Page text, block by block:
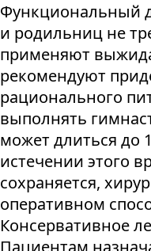
Функциональный
и родильниц не
применяют
рекомендуют
рационального
выполнять
может длиться до
истечении этого
сохраняется,
оперативном
Консервативное